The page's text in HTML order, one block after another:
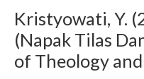
Kristyowati, Y.
(Napak Tilas
of Theology